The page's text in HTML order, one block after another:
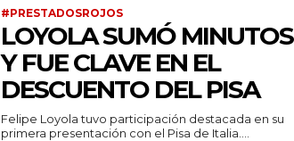
#PRESTADOSROJOS
LOYOLA SUMÓ MINUTOS
Y FUE CLAVE EN EL
DESCUENTO DEL PISA
Felipe Loyola tuvo participación destacada en su
primera presentación con el Pisa de Italia....